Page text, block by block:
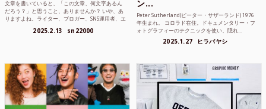
文章を書いていると、「この文章、何文字あるん
だろう？」と思うこと、ありませんか？ いや、あ
りますよね。ライター、ブロガー、SNS運用者、エ
2025.2.13 sn22000
ン...
Peter Sutherland(ピーター・サザーランド) 1976
年生まれ。 コロラド在住。ドキュメンタリー・フ
ォトグラフィーのテクニックを使い、隠れ...
2025.1.27 ヒラバヤシ